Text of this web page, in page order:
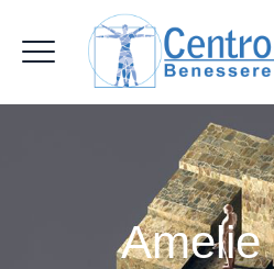
Amelie